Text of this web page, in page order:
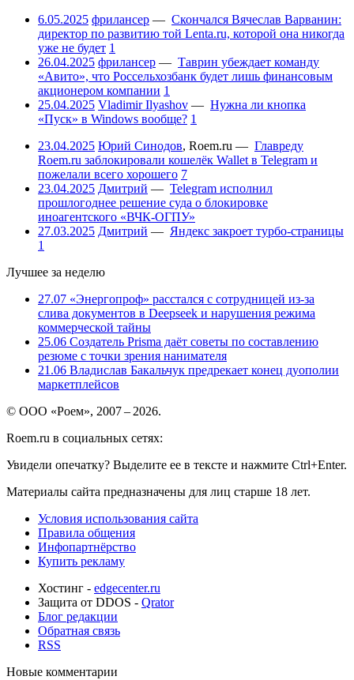
6.05.2025 фрилансер — Скончался Вячеслав Варванин:
директор по развитию той Lenta.ru, которой она никогда
уже не будет 1
26.04.2025 фрилансер — Таврин убеждает команду
«Авито», что Россельхозбанк будет лишь финансовым
акционером компании 1
25.04.2025 Vladimir Ilyashov — Нужна ли кнопка
«Пуск» в Windows вообще? 1
23.04.2025 Юрий Синодов, Roem.ru — Главреду
Roem.ru заблокировали кошелёк Wallet в Telegram и
пожелали всего хорошего 7
23.04.2025 Дмитрий — Telegram исполнил
прошлогоднее решение суда о блокировке
иноагентского «ВЧК-ОГПУ»
27.03.2025 Дмитрий — Яндекс закроет турбо-страницы
1
Лучшее за неделю
27.07 «Энергопроф» расстался с сотрудницей из-за
слива документов в Deepseek и нарушения режима
коммерческой тайны
25.06 Создатель Prisma даёт советы по составлению
резюме с точки зрения нанимателя
21.06 Владислав Бакальчук предрекает конец дуополии
маркетплейсов
© ООО «Роем», 2007 – 2026.
Roem.ru в социальных сетях:
Увидели опечатку? Выделите ее в тексте и нажмите Ctrl+Enter.
Материалы сайта предназначены для лиц старше 18 лет.
Условия использования сайта
Правила общения
Инфопартнёрство
Купить рекламу
Хостинг - edgecenter.ru
Защита от DDOS - Qrator
Блог редакции
Обратная связь
RSS
Новые комментарии